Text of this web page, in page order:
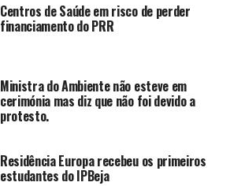
Centros de Saúde em risco de perder
financiamento do PRR
Ministra do Ambiente não esteve em
cerimónia mas diz que não foi devido a
protesto.
Residência Europa recebeu os primeiros
estudantes do IPBeja